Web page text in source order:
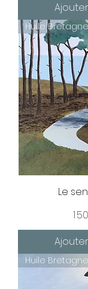
Huile Bretagne
Le
Prix
1
Huile Bretagne